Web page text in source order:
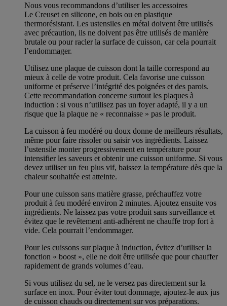
Nous vous recommandons d’utiliser les accessoires
Le Creuset en silicone, en bois ou en plastique
thermorésistant. Les ustensiles en métal doivent être utilisés
avec précaution, ils ne doivent pas être utilisés de manière
brutale ou pour racler la surface de cuisson, car cela pourrait
l’endommager.
Utilisez une plaque de cuisson dont la taille correspond au
mieux à celle de votre produit. Cela favorise une cuisson
uniforme et préserve l’intégrité des poignées et des parois.
Cette recommandation concerne surtout les plaques à
induction : si vous n’utilisez pas un foyer adapté, il y a un
risque que la plaque ne « reconnaisse » pas le produit.
La cuisson à feu modéré ou doux donne de meilleurs résultats,
même pour faire rissoler ou saisir vos ingrédients. Laissez
l’ustensile monter progressivement en température pour
intensifier les saveurs et obtenir une cuisson uniforme. Si vous
devez utiliser un feu plus vif, baissez la température dès que la
chaleur souhaitée est atteinte.
Pour une cuisson sans matière grasse, préchauffez votre
produit à feu modéré environ 2 minutes. Ajoutez ensuite vos
ingrédients. Ne laissez pas votre produit sans surveillance et
évitez que le revêtement anti-adhérent ne chauffe trop fort à
vide. Cela pourrait l’endommager.
Pour les cuissons sur plaque à induction, évitez d’utiliser la
fonction « boost », elle ne doit être utilisée que pour chauffer
rapidement de grands volumes d’eau.
Si vous utilisez du sel, ne le versez pas directement sur la
surface en inox. Pour éviter tout dommage, ajoutez-le aux jus
de cuisson chauds ou directement sur vos préparations.